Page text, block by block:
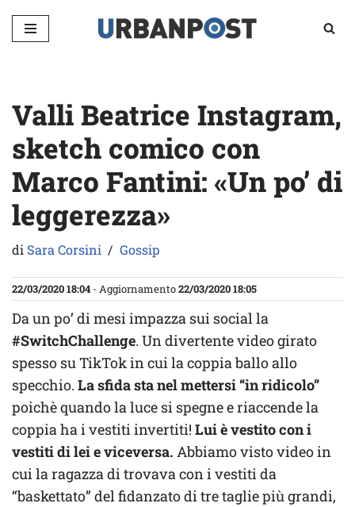
Vai
Valli Beatrice Instagram,
sketch comico con
Marco Fantini: «Un po’ di
leggerezza»
di Sara Corsini Gossip
22/03/2020 18:04 - Aggiornamento22/03/2020 18:05
Da un po’ di mesi impazza sui social la
#SwitchChallenge. Un divertente video girato
spesso su TikTok in cui la coppia ballo allo
specchio. La sfida sta nel mettersi “in ridicolo”
poichè quando la luce si spegne e riaccende la
coppia ha i vestiti invertiti! Lui è vestito con i
vestiti di lei e viceversa. Abbiamo visto video in
cui la ragazza di trovava con i vestiti da
“baskettato” del fidanzato di tre taglie più grandi,